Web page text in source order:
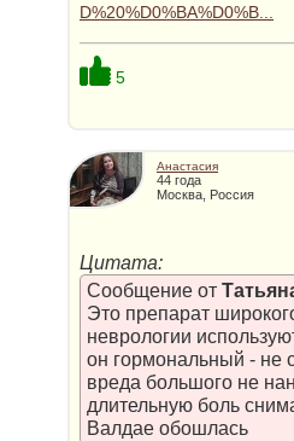
D%20%D0%BA%D0%B...
5
Анастасия
44 года
Москва, Россия
Цитата:
Сообщение от
Это препарат
неврологии
он гормональный - не
вреда большого не
длительную боль
Валдае обошлась